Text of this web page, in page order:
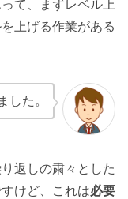
て、まずレベル上
上げる作業がある
した。
返しの粛々とした
けど、これは必要